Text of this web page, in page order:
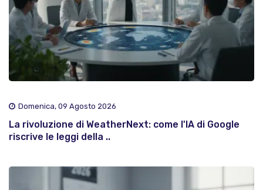
Domenica, 09 Agosto 2026
La rivoluzione di WeatherNext: come l'IA di Google
riscrive le leggi della ..